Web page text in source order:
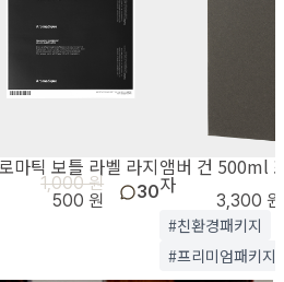
마틱 보틀 라벨 라지
1,000 원
500 원
30
앰버 건 500ml
자
3,300 원
#친환경패키지
#프리미엄패키지